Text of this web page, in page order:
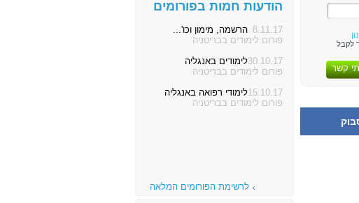
לקבל
קשר
הודעות חמות בפורומים
8.11.17 הרשמה, מימון וכו'...
פורום לימודים בבריטניה
30.10.17לימודים באנגליה
פורום לימודים בבריטניה
15.10.17לימודי רפואה באנגליה
פורום לימודים בבריטניה
לרשימת הפורומים המלאה